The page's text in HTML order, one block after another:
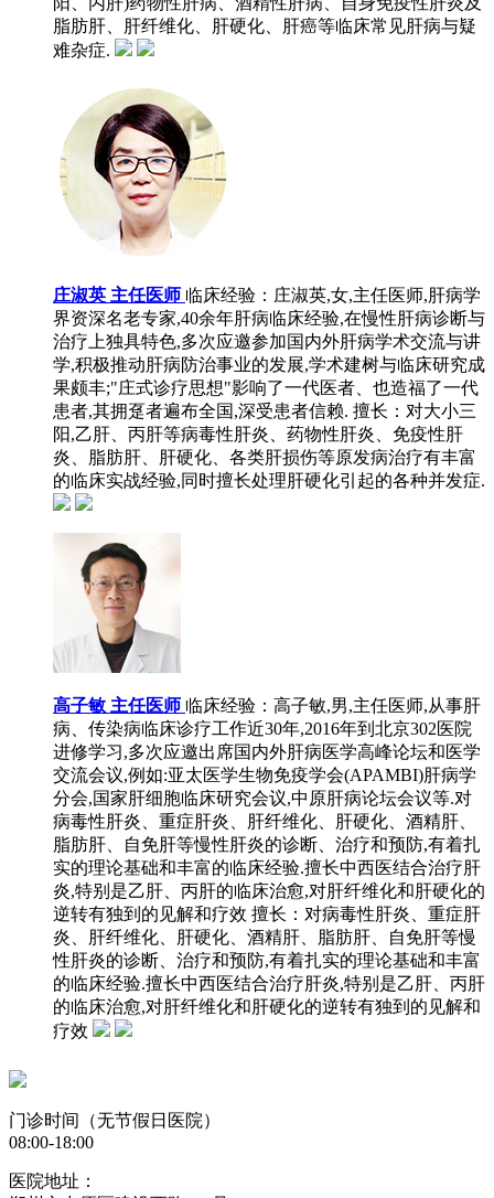
脂肪肝、肝纤维化、肝硬化、肝癌等临床常见肝病与疑
难杂症.
庄淑英 主任医师 临床经验：庄淑英,女,主任医师,肝病学
界资深名老专家,40余年肝病临床经验,在慢性肝病诊断与
治疗上独具特色,多次应邀参加国内外肝病学术交流与讲
学,积极推动肝病防治事业的发展,学术建树与临床研究成
果颇丰;"庄式诊疗思想"影响了一代医者、也造福了一代
患者,其拥趸者遍布全国,深受患者信赖. 擅长：对大小三
阳,乙肝、丙肝等病毒性肝炎、药物性肝炎、免疫性肝
炎、脂肪肝、肝硬化、各类肝损伤等原发病治疗有丰富
的临床实战经验,同时擅长处理肝硬化引起的各种并发症.
高子敏 主任医师 临床经验：高子敏,男,主任医师,从事肝
病、传染病临床诊疗工作近30年,2016年到北京302医院
进修学习,多次应邀出席国内外肝病医学高峰论坛和医学
交流会议,例如:亚太医学生物免疫学会(APAMBI)肝病学
分会,国家肝细胞临床研究会议,中原肝病论坛会议等.对
病毒性肝炎、重症肝炎、肝纤维化、肝硬化、酒精肝、
脂肪肝、自免肝等慢性肝炎的诊断、治疗和预防,有着扎
实的理论基础和丰富的临床经验.擅长中西医结合治疗肝
炎,特别是乙肝、丙肝的临床治愈,对肝纤维化和肝硬化的
逆转有独到的见解和疗效 擅长：对病毒性肝炎、重症肝
炎、肝纤维化、肝硬化、酒精肝、脂肪肝、自免肝等慢
性肝炎的诊断、治疗和预防,有着扎实的理论基础和丰富
的临床经验.擅长中西医结合治疗肝炎,特别是乙肝、丙肝
的临床治愈,对肝纤维化和肝硬化的逆转有独到的见解和
疗效
门诊时间（无节假日医院）
08:00-18:00
医院地址：